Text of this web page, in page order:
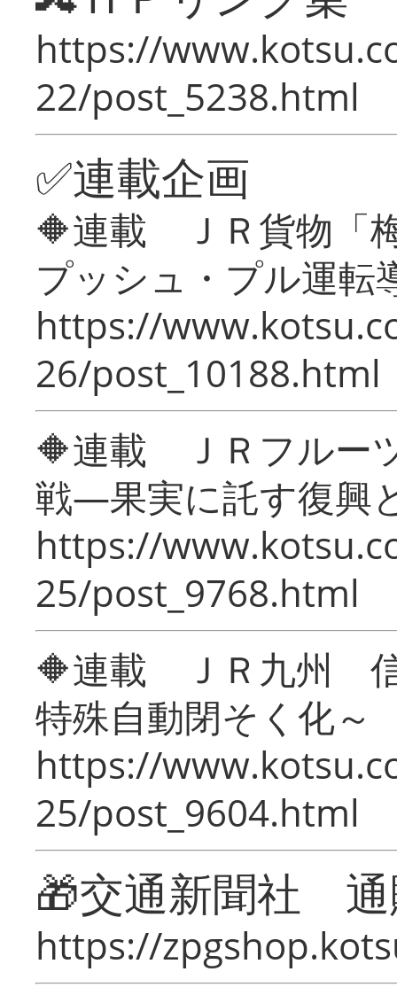
https://
22/post_5238.html
✅連載企画
🔶連載 ＪＲ貨物「
プッシュ・プル運転
https://
26/post_10188.html
🔶連載 ＪＲフルー
戦―果実に託す復興
https://
25/post_9768.html
🔶連載 ＪＲ九州 信
特殊自動閉そく化～
https://
25/post_9604.html
🎁交通新聞社
https://